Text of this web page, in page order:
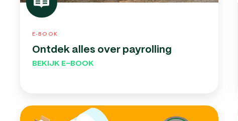
E-BOOK
Ontdek alles over payrolling
BEKIJK E-BOOK
Werkgeverswijzer